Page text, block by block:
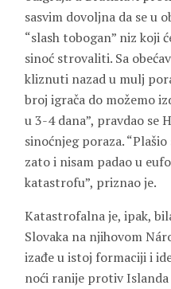
sasvim dovoljna da se u
“slash tobogan” niz koji
sinoć strovaliti. Sa
kliznuti nazad u mulj
broj igrača do možemo
u 3-4 dana”, pravdao se
sinoćnjeg poraza.
zato i nisam padao u
katastrofu”, priznao je.
Katastrofalna je, ipak,
Slovaka na njihovom
izađe u istoj formaciji i
noći ranije protiv Islanda